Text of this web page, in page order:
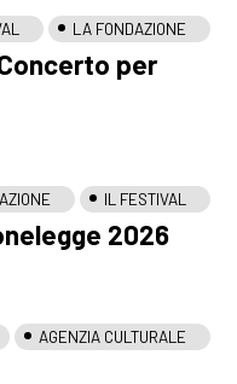
LA FONDAZIONE
per
IL FESTIVAL
2026
AGENZIA CULTURALE